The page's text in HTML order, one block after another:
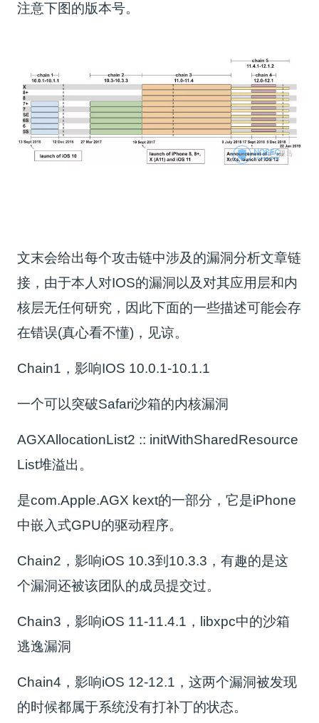
注意下图的版本号。
文末会给出每个攻击链中涉及的漏洞分析文章链
接，由于本人对IOS的漏洞以及对其应用层和内
核层无任何研究，因此下面的一些描述可能会存
在错误(真心看不懂)，见谅。
Chain1，影响IOS 10.0.1-10.1.1
一个可以突破Safari沙箱的内核漏洞
AGXAllocationList2 :: initWithSharedResource
List堆溢出。
是com.Apple.AGX kext的一部分，它是iPhone
中嵌入式GPU的驱动程序。
Chain2，影响iOS 10.3到10.3.3，有趣的是这
个漏洞还被该团队的成员提交过。
Chain3，影响iOS 11-11.4.1，libxpc中的沙箱
逃逸漏洞
Chain4，影响iOS 12-12.1，这两个漏洞被发现
的时候都属于系统没有打补丁的状态。